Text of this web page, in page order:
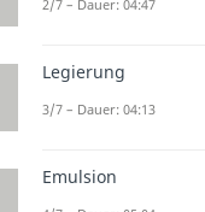
2/7 – Dauer: 04:47
Legierung
3/7 – Dauer: 04:13
Emulsion